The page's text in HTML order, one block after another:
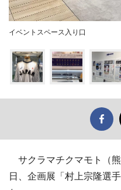
イベントスペース入り口
サクラマチクマモト（
日、企画展「村上宗隆選